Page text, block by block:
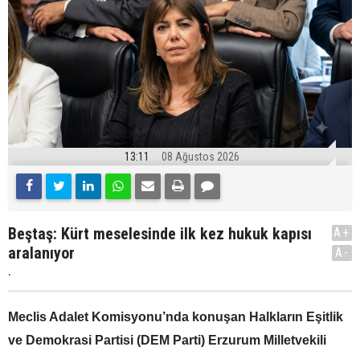
13:11 08 Ağustos 2026
Beştaş: Kürt meselesinde ilk kez hukuk kapısı
aralanıyor
.
A+
A-
Meclis Adalet Komisyonu’nda konuşan Halkların Eşitlik
ve Demokrasi Partisi (DEM Parti) Erzurum Milletvekili